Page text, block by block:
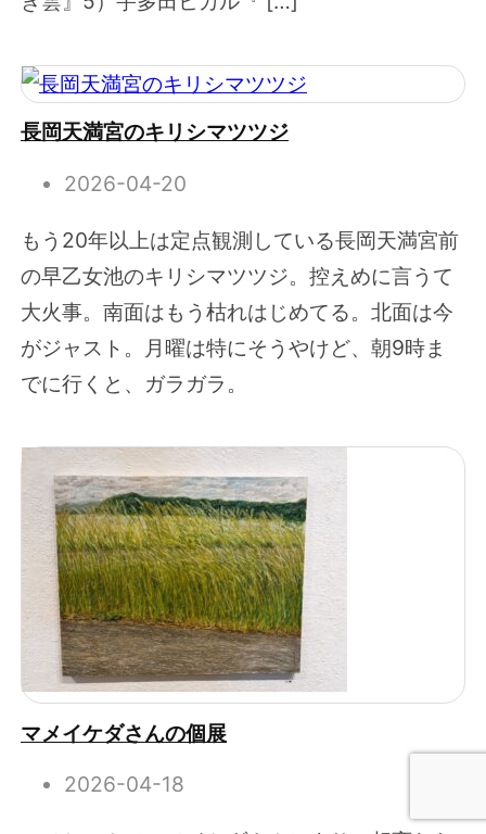
長岡天満宮のキリシマツツジ
2026-04-20
もう20年以上は定点観測している長岡天満宮前
の早乙女池のキリシマツツジ。控えめに言うて
大火事。南面はもう枯れはじめてる。北面は今
がジャスト。月曜は特にそうやけど、朝9時ま
でに行くと、ガラガラ。
マメイケダさんの個展
2026-04-18